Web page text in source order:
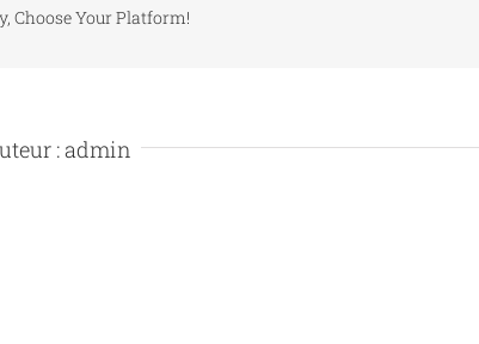
Choose Your Platform!
:admin